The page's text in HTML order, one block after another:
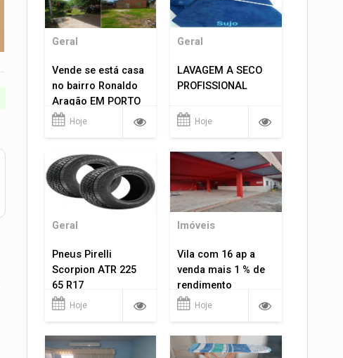
Geral
Vende se está casa
no bairro Ronaldo
Aragão EM PORTO
VELHO RO.
Hoje
Geral
LAVAGEM A SECO
PROFISSIONAL
Hoje
Geral
Pneus Pirelli
Scorpion ATR 225
65 R17
Hoje
Imóveis
Vila com 16 ap a
venda mais 1 % de
rendimento
Hoje